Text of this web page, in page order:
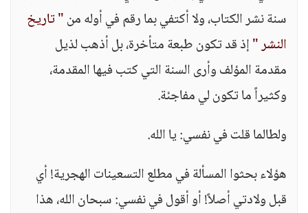
سنة نشر الكتاب، ولا أكتفي بما رقم في أوله من" تاريخ
النشر "إذ قد تكون طبعة متأخرة، بل أذهب لذيل
مقدمة المؤلف وأرى السنة التي كتب فيها المقدمة،
وكثيراً ما تكون لي مفاجئة.
ولطالما قلت في نفسي: يا الله.
هؤلاء بحثوا المسألة في مطلع التسعينات الهجرية! أي
قبل ولادتي أصلاً! أو أقول في نفسي: سبحان الله، هذا